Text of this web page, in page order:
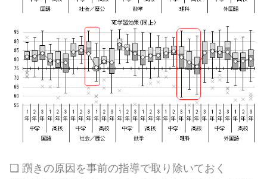
❏ 躓きの原因を事前の指導で取り除いておく